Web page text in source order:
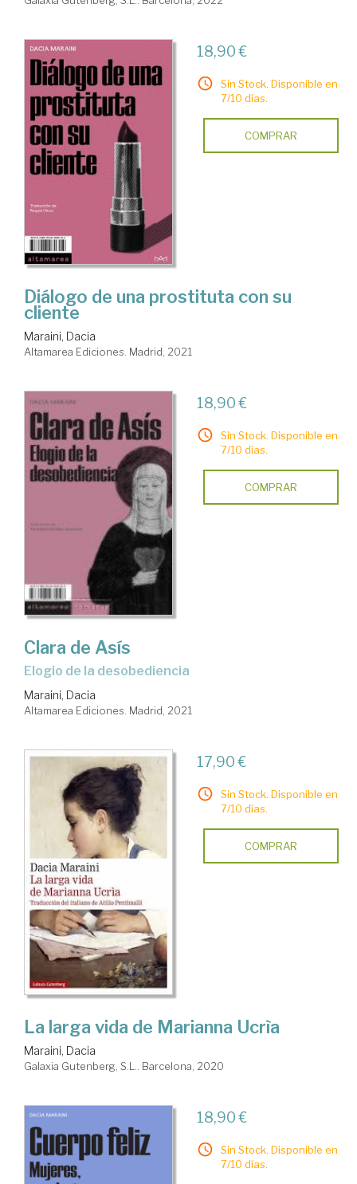
18,90 €
Sin Stock. Disponible en
7/10 días.
COMPRAR
Diálogo de una prostituta con su
cliente
Maraini, Dacia
Altamarea Ediciones. Madrid, 2021
18,90 €
Sin Stock. Disponible en
7/10 días.
COMPRAR
Clara de Asís
Elogio de la desobediencia
Maraini, Dacia
Altamarea Ediciones. Madrid, 2021
17,90 €
Sin Stock. Disponible en
7/10 días.
COMPRAR
La larga vida de Marianna Ucrìa
Maraini, Dacia
Galaxia Gutenberg, S.L.. Barcelona, 2020
18,90 €
Sin Stock. Disponible en
7/10 días.